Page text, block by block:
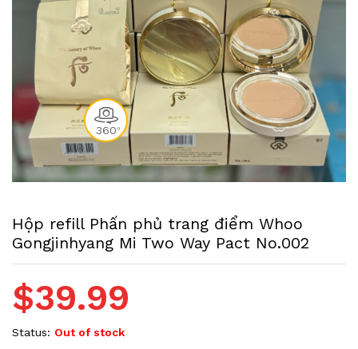
360 0
Hộp refill Phấn phủ trang điểm Whoo
Gongjinhyang Mi Two Way Pact No.002
$39.99
Status: Out of stock